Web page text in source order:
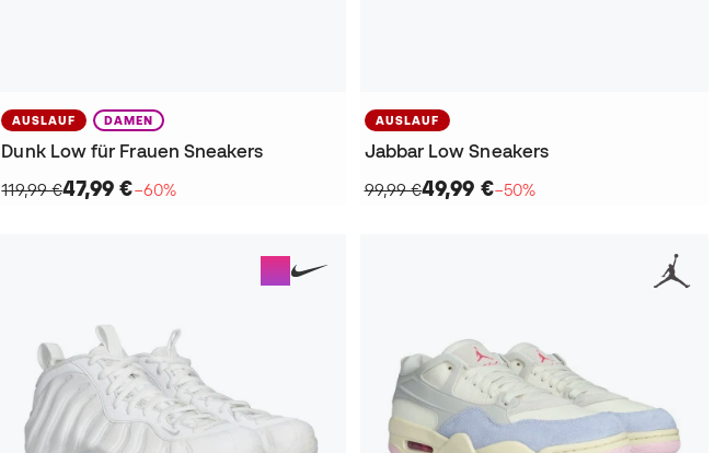
AUSLAUF DAMEN
Dunk Low für Frauen Sneakers
119,99 €47,99 €−60%
AUSLAUF
Jabbar Low Sneakers
99,99 €49,99 €−50%